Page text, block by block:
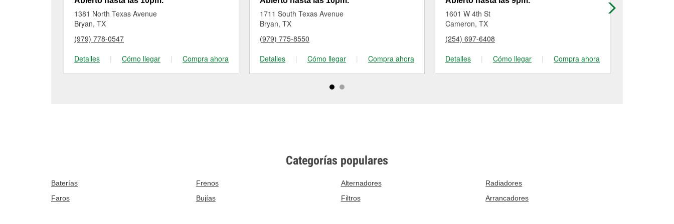
1381 North Texas Avenue
Bryan, TX
(979) 778-0547
Detalles
| Cómo llegar | Compra ahora
1711 South Texas Avenue
Bryan, TX
(979) 775-8550
Detalles
| Cómo llegar | Compra ahora
1601 W 4th St
Cameron, TX
(254) 697-6408
Detalles
| Cómo llegar | Compra ahora
Categorías populares
Baterías Frenos Alternadores
Radiadores
Faros
Bujías Filtros Arrancadores